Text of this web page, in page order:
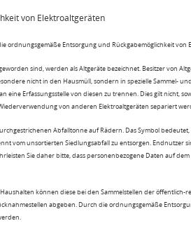
von Elektroaltgeräten
ordnungsgemäße Entsorgung und Rückgabemöglichkeit von
sind, werden als Altgeräte bezeichnet. Besitzer von
nicht in den Hausmüll, sondern in spezielle Sammel-
eine Erfassungsstelle von diesen zu trennen. Dies gilt nicht,
von anderen Elektroaltgeräten separiert
Abfalltonne auf Rädern. Das Symbol
vom unsortierten Siedlungsabfall zu entsorgen. Endnutzer
Sie daher bitte, dass personenbezogene Daten auf
können diese bei den Sammelstellen der
abgeben. Durch die ordnungsgemäße